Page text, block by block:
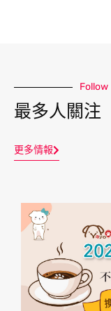
Follow
最多人關注
更多情報